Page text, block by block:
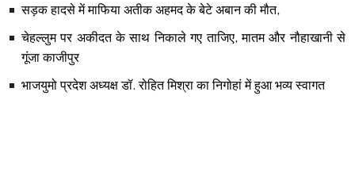
सड़क हादसे में माफिया अतीक अहमद के बेटे अबान की मौत,
चेहल्लुम पर अकीदत के साथ निकाले गए ताजिए, मातम और नौहाखानी से
गूंजा काजीपुर
भाजयुमो प्रदेश अध्यक्ष डॉ. रोहित मिश्रा का निगोहां में हुआ भव्य स्वागत